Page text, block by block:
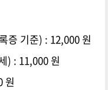
증 기준) : 12,000 원
) : 11,000 원
원